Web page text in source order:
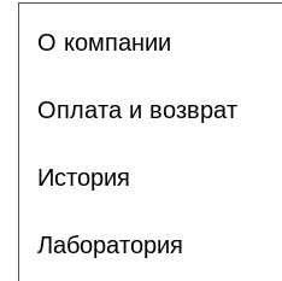
О компании
Оплата и возврат
История
Лаборатория